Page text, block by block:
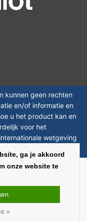
kunnen geen rechten
en/of informatie en
u het product kan en
voor het
wetgeving
rights reserved - Theme by
ga je akkoord
onze website te
»